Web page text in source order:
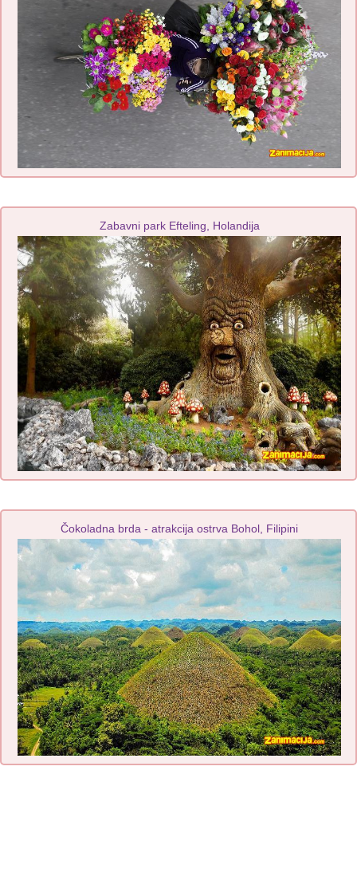
Zabavni park Efteling, Holandija
Čokoladna brda - atrakcija ostrva Bohol, Filipini